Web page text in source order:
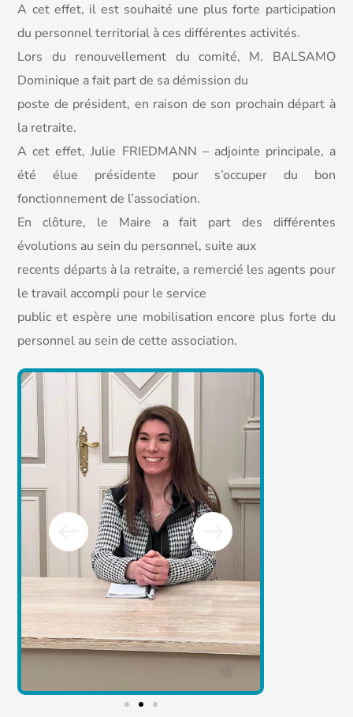
A cet effet, il est souhaité une plus forte participation
du personnel territorial à ces différentes activités.
Lors du renouvellement du comité, M. BALSAMO
Dominique a fait part de sa démission du
poste de président, en raison de son prochain départ à
la retraite.
A cet effet, Julie FRIEDMANN – adjointe principale, a
été élue présidente pour s’occuper du bon
fonctionnement de l’association.
En clôture, le Maire a fait part des différentes
évolutions au sein du personnel, suite aux
recents départs à la retraite, a remercié les agents pour
le travail accompli pour le service
public et espère une mobilisation encore plus forte du
personnel au sein de cette association.